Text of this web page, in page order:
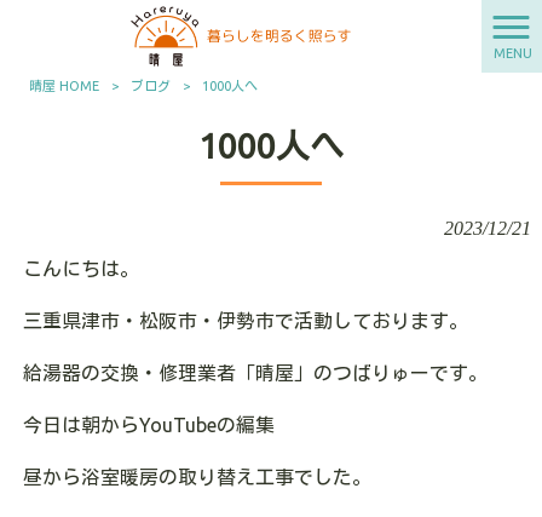
MENU
晴屋 HOME > ブログ > 1000人へ
1000人へ
2023/12/21
こんにちは。
三重県津市・松阪市・伊勢市で活動しております。
給湯器の交換・修理業者「晴屋」のつばりゅーです。
今日は朝からYouTubeの編集
昼から浴室暖房の取り替え工事でした。